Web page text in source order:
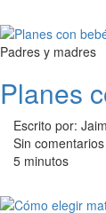
Padres y madres
Planes
Escrito por:
Sin comentarios
5 minutos